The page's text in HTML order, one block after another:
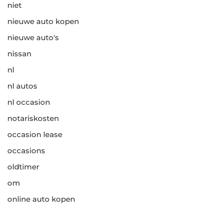
niet
nieuwe auto kopen
nieuwe auto's
nissan
nl
nl autos
nl occasion
notariskosten
occasion lease
occasions
oldtimer
om
online auto kopen